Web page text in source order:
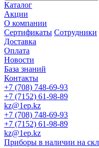
Каталог
Акции
О компании
Сертификаты Сотрудники
Доставка
Оплата
Новости
База знаний
Контакты
+7 (708) 748-69-93
+7 (7152) 61-98-89
kz@1ep.kz
+7 (708) 748-69-93
+7 (7152) 61-98-89
kz@1ep.kz
Приборы в наличии на